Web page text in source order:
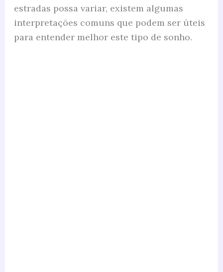
estradas possa variar, existem algumas
interpretações comuns que podem ser úteis
para entender melhor este tipo de sonho.